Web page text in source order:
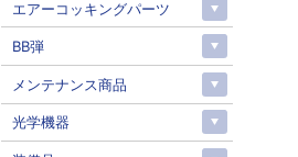
エアーコッキングパーツ
BB弾
メンテナンス商品
光学機器